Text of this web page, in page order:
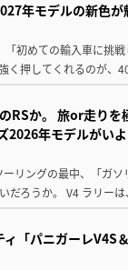
年モデルの新色が
初めての輸入車に挑
く押してくれるのが、
RSか。 旅or走りを
2026年モデルがい
リングの最中、「ガソ
だろうか。 V4 ラリー
「パニガーレV4S